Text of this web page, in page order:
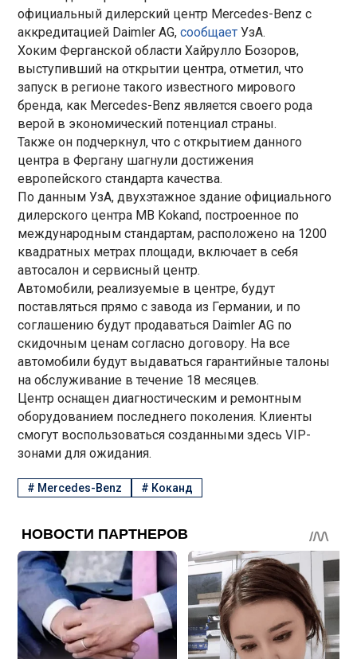
официальный дилерский центр Mercedes-Benz с
аккредитацией Daimler AG,сообщаетУзА.
Хоким Ферганской области Хайрулло Бозоров,
выступивший на открытии центра, отметил, что
запуск в регионе такого известного мирового
бренда, как Mercedes-Benz является своего рода
верой в экономический потенциал страны.
Также он подчеркнул, что с открытием данного
центра в Фергану шагнули достижения
европейского стандарта качества.
По данным УзА, двухэтажное здание официального
дилерского центра MB Kokand, построенное по
международным стандартам, расположено на 1200
квадратных метрах площади, включает в себя
автосалон и сервисный центр.
Автомобили, реализуемые в центре, будут
поставляться прямо с завода из Германии, и по
соглашению будут продаваться Daimler AG по
скидочным ценам согласно договору. На все
автомобили будут выдаваться гарантийные талоны
на обслуживание в течение 18 месяцев.
Центр оснащен диагностическим и ремонтным
оборудованием последнего поколения. Клиенты
смогут воспользоваться созданными здесь VIP-
зонами для ожидания.
# Mercedes-Benz # Коканд